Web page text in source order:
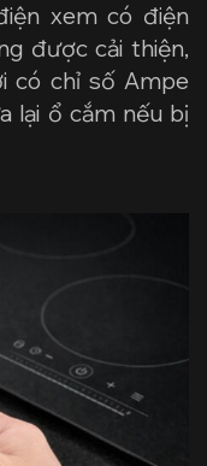
xem có điện
được cải thiện,
có chỉ số Ampe
lại ổ cắm nếu bị